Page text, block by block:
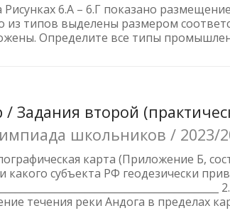
Рисунках 6.А – 6.Г показано
из типов выделены размером
Определите все типы
/ Задания второй
школьников / 2023/
карта (Приложение Б,
какого субъекта РФ геодезически
течения реки Андога в пределах карты?